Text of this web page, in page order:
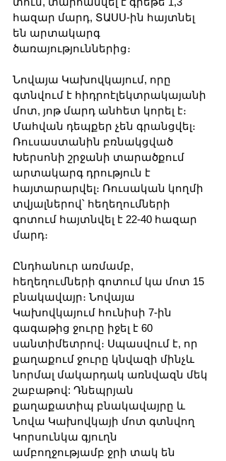
հազար մարդ, ՏԱՍՍ-ին հայտնել
են արտակարգ
ծառայություններից։
Նովայա Կախովկայում, որը
գտնվում է հիդրոէլեկտրակայանի
մոտ, յոթ մարդ անհետ կորել է։
Մահվան դեպքեր չեն գրանցվել։
Ռուսաստանին բռնակցված
Խերսոնի շրջանի տարածքում
արտակարգ դրություն է
հայտարարվել։ Ռուսական կողմի
տվյալներով՝ հեղեղումների
գոտում հայտնվել է 22-40 հազար
մարդ։
Ընդհանուր առմամբ,
հեղեղումների գոտում կա մոտ 15
բնակավայր։ Նովայա
Կախովկայում հունիսի 7-ին
գագաթից ջուրը իջել է 60
սանտիմետրով։ Սպասվում է, որ
քաղաքում ջուրը կնվազի մինչև
նորմալ մակարդակ առնվազն մեկ
շաբաթով: Դնեպրյան
քաղաքատիպ բնակավայրը և
Նովա Կախովկայի մոտ գտնվող
Կորսունկա գյուղն
ամբողջությամբ ջրի տակ են